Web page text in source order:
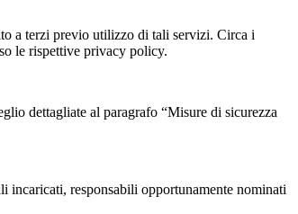
a terzi previo utilizzo di tali servizi. Circa i
le rispettive privacy policy.
dettagliate al paragrafo “Misure di sicurezza
incaricati, responsabili opportunamente nominati